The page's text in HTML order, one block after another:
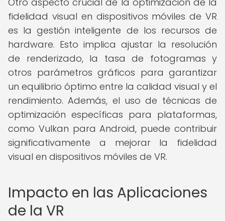
fidelidad visual en dispositivos móviles de VR
es la gestión inteligente de los recursos de
hardware. Esto implica ajustar la resolución
de renderizado, la tasa de fotogramas y
otros parámetros gráficos para garantizar
un equilibrio óptimo entre la calidad visual y el
rendimiento. Además, el uso de técnicas de
optimización específicas para plataformas,
como Vulkan para Android, puede contribuir
significativamente a mejorar la fidelidad
visual en dispositivos móviles de VR.
Impacto en las Aplicaciones
de la VR